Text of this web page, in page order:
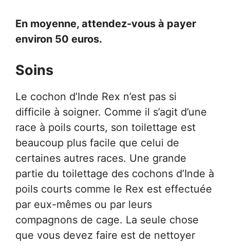
En moyenne, attendez-vous à payer
environ 50 euros.
Soins
Le cochon d’Inde Rex n’est pas si
difficile à soigner. Comme il s’agit d’une
race à poils courts, son toilettage est
beaucoup plus facile que celui de
certaines autres races. Une grande
partie du toilettage des cochons d’Inde à
poils courts comme le Rex est effectuée
par eux-mêmes ou par leurs
compagnons de cage. La seule chose
que vous devez faire est de nettoyer